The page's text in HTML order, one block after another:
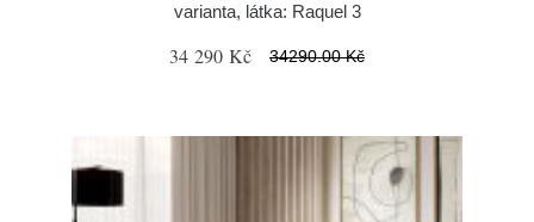
varianta, látka: Raquel 3
34 290 Kč 34290.00 Kč